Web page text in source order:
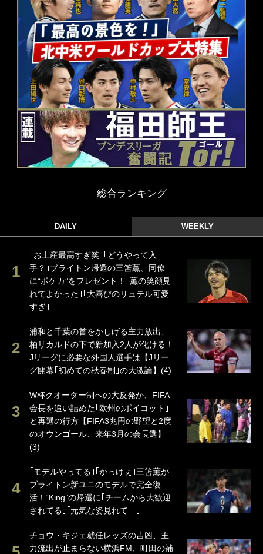
総合ランキング
DAILY WEEKLY
｢お土産最高すぎ笑｣｢どうやって入
手？｣ブライトン帰還の三笘薫、同僚
に“ポケカ”をプレゼント！｢薫の笑顔見
れてよかった｣｢大喜びのリュテル可愛
すぎ｣
浦和と千葉の首をかしげる主力放出、
柏リカルドの下で新加入2人が化ける！
Jリーグに必要な外国人選手は【Jリー
グ開幕｢初めての秋春制｣の大激論】(4)
W杯クオーター制への大反発か、FIFA
会長を追い詰めた｢欧州のボイコット｣
と再選の行方【FIFA3兆円の野望と2度
のオウンゴール、来年3月の会長選】
(3)
｢モデルやってる｣｢かっけぇ｣三笘薫が
ブライトン新ユニのモデルで完全復
活！“King”の帰還に｢チームから大歓迎
されてる｣｢元気な姿見れて…｣
チョウ・キジェ就任レッズの吉凶、主
力流出が止まらない横浜FM、町田の補